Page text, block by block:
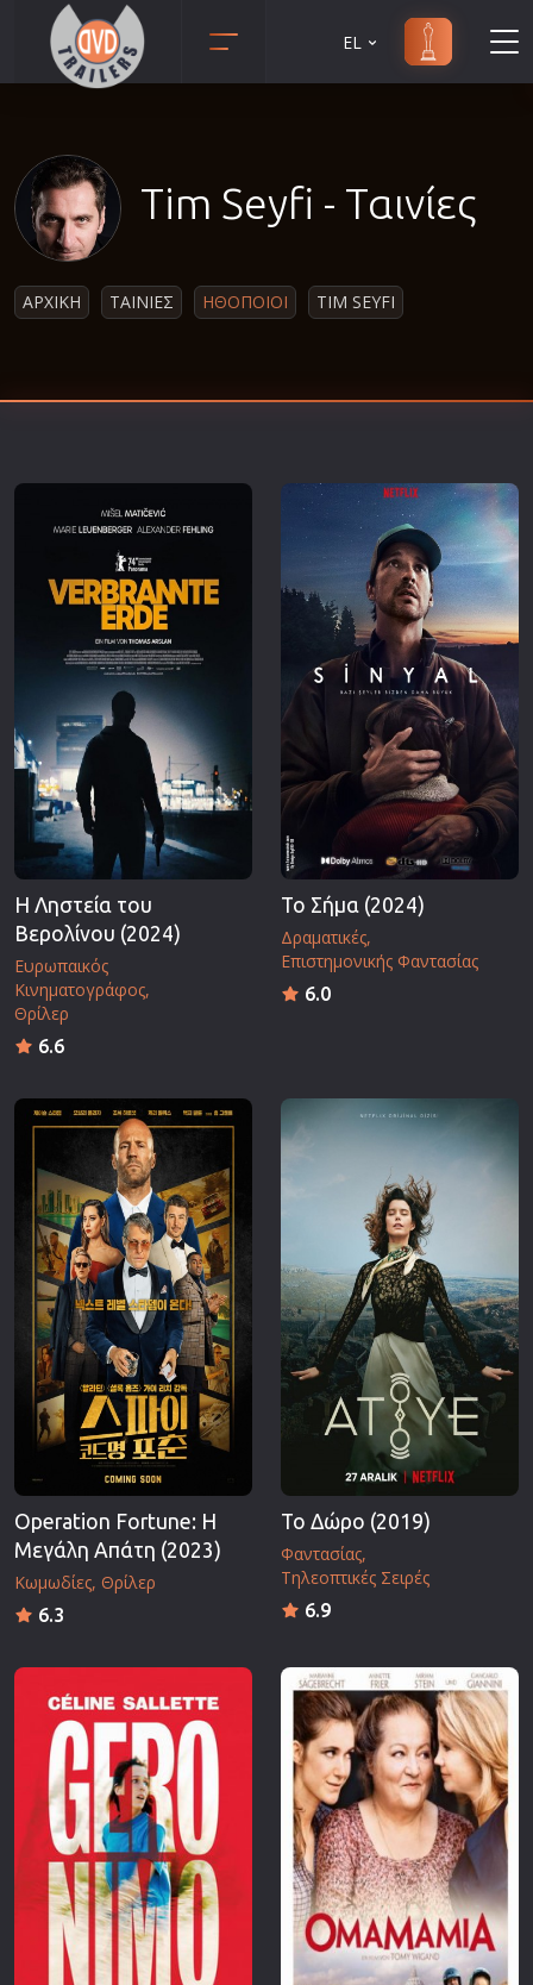
Αισθησιακές
Β' Παγκόσμιος Πόλεμος
Δραματικές
Επιβίωσης
Επιστημονικής Φαντασίας
Εποχής
Ευρωπαικός Κινηματογράφος
Θρησκευτικές
Ιστορικές
Καταστροφής
Κλασσικές
EL
Tim Seyfi - Ταινίες
ΑΡΧΙΚΗ ΤΑΙΝΙΕΣ ΗΘΟΠΟΙΟΙ TIM SEYFI
Η Ληστεία του
Βερολίνου (2024)
Ευρωπαικός
Κινηματογράφος
Θρίλερ
6.6
Το Σήμα (2024)
Δραματικές
Επιστημονικής Φαντασίας
6.0
Operation Fortune: Η
Μεγάλη Απάτη (2023)
Κωμωδίες Θρίλερ
6.3
Το Δώρο (2019)
Φαντασίας
Τηλεοπτικές Σειρές
6.9